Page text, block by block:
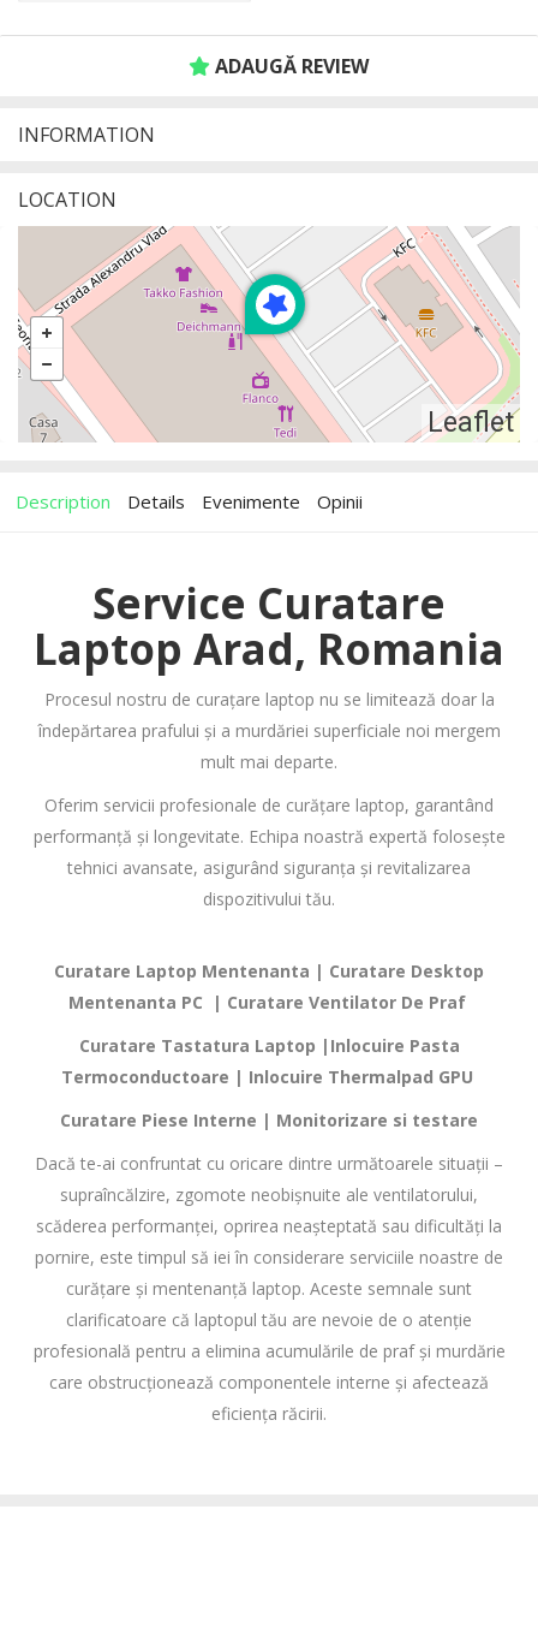
ADAUGĂ REVIEW
INFORMATION
LOCATION
Leaflet
Description Details Evenimente Opinii
Service Curatare
Laptop Arad, Romania
Procesul nostru de curațare laptop nu se limitează doar la
îndepărtarea prafului și a murdăriei superficiale noi mergem
mult mai departe.
Oferim servicii profesionale de curățare laptop, garantând
performanță și longevitate. Echipa noastră expertă folosește
tehnici avansate, asigurând siguranța și revitalizarea
dispozitivului tău.
Curatare Laptop Mentenanta | Curatare Desktop
Mentenanta PC | Curatare Ventilator De Praf
Curatare Tastatura Laptop |Inlocuire Pasta
Termoconductoare | Inlocuire Thermalpad GPU
Curatare Piese Interne | Monitorizare si testare
Dacă te-ai confruntat cu oricare dintre următoarele situații –
supraîncălzire, zgomote neobișnuite ale ventilatorului,
scăderea performanței, oprirea neașteptată sau dificultăți la
pornire, este timpul să iei în considerare serviciile noastre de
curățare și mentenanță laptop. Aceste semnale sunt
clarificatoare că laptopul tău are nevoie de o atenție
profesională pentru a elimina acumulările de praf și murdărie
care obstrucționează componentele interne și afectează
eficiența răcirii.